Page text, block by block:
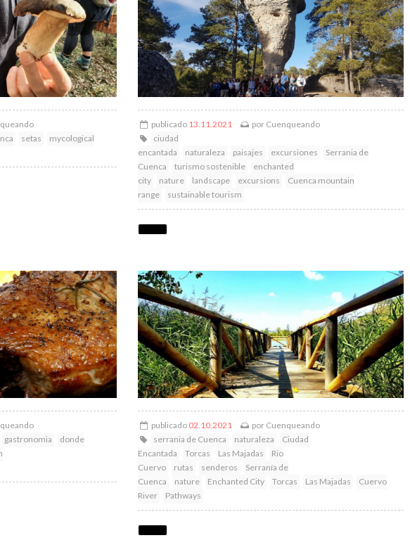
setas
mycological
publicado 13.11.2021 por Cuenqueando
ciudad
encantada
naturaleza paisajes excursiones
Serrania de
Cuenca
turismo sostenible
enchanted
city
nature landscape excursions
Cuenca mountain
range
sustainable tourism
gastronomia
donde
publicado 02.10.2021 por Cuenqueando
serrania de Cuenca
naturaleza
Ciudad
Encantada
Torcas Las Majadas
Rio
Cuervo
rutas senderos
Serranía de
Cuenca
nature Enchanted City Torcas Las Majadas
Cuervo
River
Pathways